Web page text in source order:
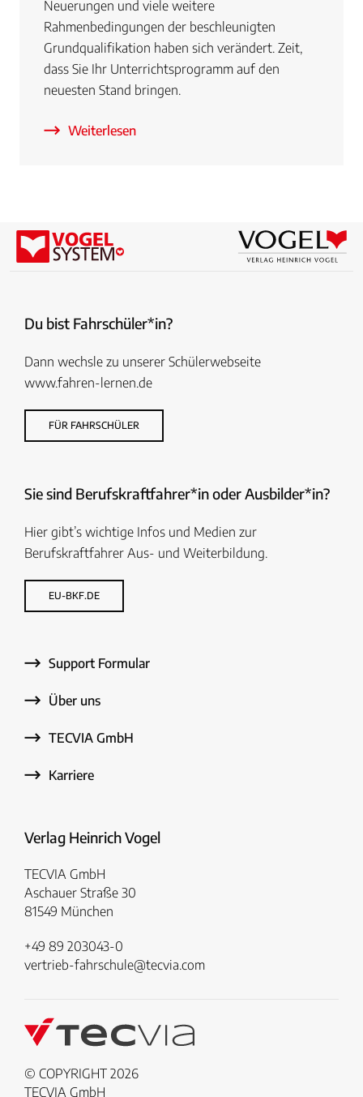
Neuerungen und viele weitere
Rahmenbedingungen der beschleunigten
Grundqualifikation haben sich verändert. Zeit,
dass Sie Ihr Unterrichtsprogramm auf den
neuesten Stand bringen.
Weiterlesen
Du bist Fahrschüler*in?
Dann wechsle zu unserer Schülerwebseite
www.fahren-lernen.de
FÜR FAHRSCHÜLER
Sie sind Berufskraftfahrer*in oder Ausbilder*in?
Hier gibt’s wichtige Infos und Medien zur
Berufskraftfahrer Aus- und Weiterbildung.
EU-BKF.DE
Support Formular
Über uns
TECVIA GmbH
Karriere
Verlag Heinrich Vogel
TECVIA GmbH
Aschauer Straße 30
81549 München
+49 89 203043-0
vertrieb-fahrschule@tecvia.com
© COPYRIGHT 2026
TECVIA GmbH